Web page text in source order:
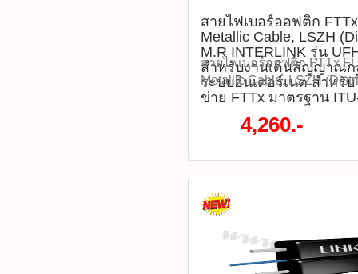
2686 (sale ตี๋)
@peeranun8336
M.R INTERLINK รุ่น
สำหรับงานเดินสัญญาณก
ระบบอินเตอร์เนต สำหรั
ข่าย FTTx มาตรฐาน
สายไฟเบอร์ออฟติก FTTx
Metallic Cable, LSZH
INTERLINK รุ่น UFH9322
สัญญาณกล้องวงจรปิดและร
สำหรับใช้งานในโครงข่าย
T G.657A2 โครงสร้างขอ
หนักเบา ทนทาน มีสายสลิง
ตามเสาโดยไม่ต้องเดินสาย
ไม่มีส่วนของโลหะ ไฟไม่ดูด
ไฟฟ้า INTERLINK
สูงสุด 70% จากปกติ ราคา
ราคา 4,260 บาท รุ่น :
P03414)​ ติดตามโปรโมชั่
หมด
4,260.-